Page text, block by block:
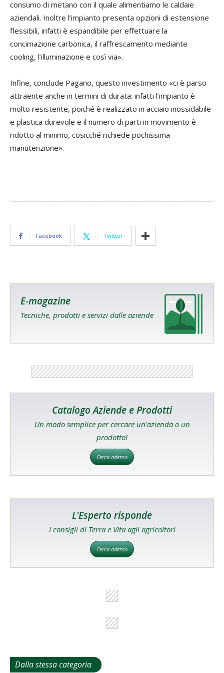
consumo di metano con il quale alimentiamo le caldaie
aziendali. Inoltre l’impianto presenta opzioni di estensione
flessibili, infatti è espandibile per effettuare la
concimazione carbonica, il raffrescamento mediante
cooling, l’illuminazione e così via».
Infine, conclude Pagano, questo investimento «ci è parso
attraente anche in termini di durata: infatti l’impianto è
molto resistente, poiché è realizzato in acciaio inossidabile
e plastica durevole e il numero di parti in movimento è
ridotto al minimo, cosicché richiede pochissima
manutenzione».
Facebook Twitter
E-magazine
Tecniche, prodotti e servizi dalle aziende
Catalogo Aziende e Prodotti
Un modo semplice per cercare un'azienda o un
prodotto!
Cerca adesso
L'Esperto risponde
I consigli di Terra e Vita agli agricoltori
Cerca adesso
Dalla stessa categoria